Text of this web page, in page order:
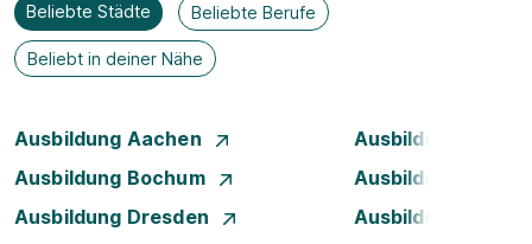
Beliebte Städte Beliebte Berufe
Beliebt in deiner Nähe
Ausbildung Aachen
Ausbildung
Ausbildung Bochum
Ausbildung Bonn
Ausbildung Dresden
Ausbildung